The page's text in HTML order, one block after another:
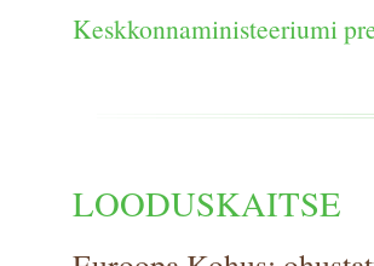
Keskkonnaministeeriumi
LOODUSKAITSE